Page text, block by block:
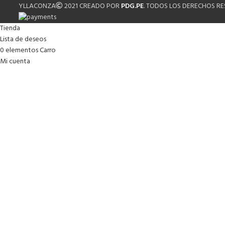
YLLACONZA 2021 CREADO PORPDG.PE. TODOS LOS DERECHOS
Tienda
Lista de deseos
0elementosCarro
Mi cuenta